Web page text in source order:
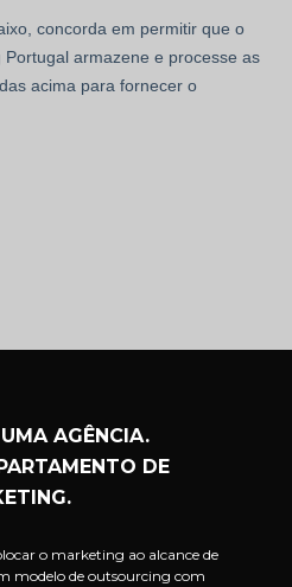
AGÊNCIA.
DE
o marketing ao alcance de
modelo de outsourcing com